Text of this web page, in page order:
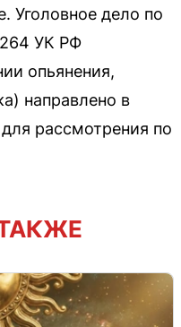
Уголовное дело по
264 УК РФ
опьянения,
направлено в
рассмотрения по